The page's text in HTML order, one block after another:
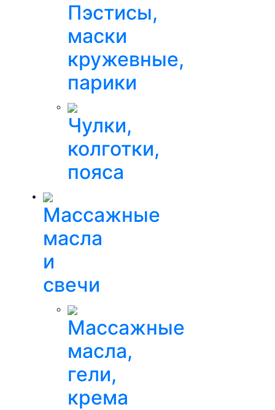
Пэстисы,
маски
кружевные,
парики
Чулки,
колготки,
пояса
Массажные
масла
и
свечи
Массажные
масла,
гели,
крема